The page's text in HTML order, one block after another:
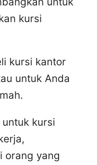
kursi
kursi kantor
untuk Anda
kursi
orang yang